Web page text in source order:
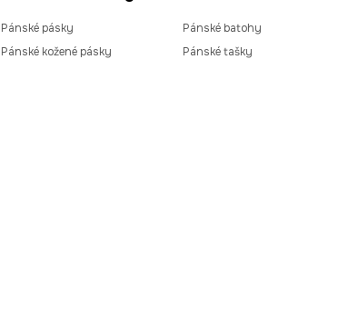
Pánské pásky
Pánské kožené pásky
Pánské batohy
Pánské tašky